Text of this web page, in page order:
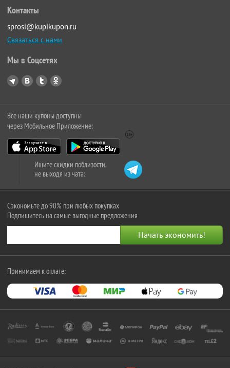
Контакты
sprosi@kupikupon.ru
Связаться с нами
Мы в Соцсетях
Все наши купоны доступны
через Мобильное Приложение:
Ищите скидки поблизости,
не выходя из чата:
Сэкономьте до 90% при любых покупках
Подпишитесь на самые выгодные предложения
Принимаем к оплате: